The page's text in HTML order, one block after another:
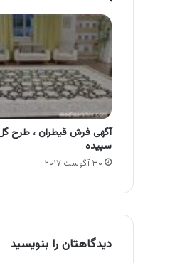
آگهی فرش قیطران ، طرح‌
سپیده
۳۰ آگوست ۲۰۱۷
دیدگاهتان را بنویسید